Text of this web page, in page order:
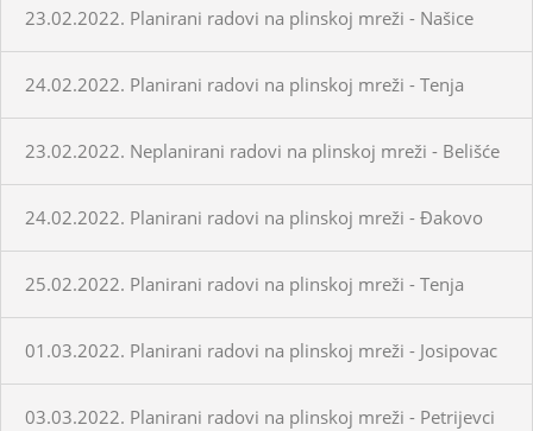
23.02.2022. Planirani radovi na plinskoj mreži - Našice
24.02.2022. Planirani radovi na plinskoj mreži - Tenja
23.02.2022. Neplanirani radovi na plinskoj mreži - Belišće
24.02.2022. Planirani radovi na plinskoj mreži - Đakovo
25.02.2022. Planirani radovi na plinskoj mreži - Tenja
01.03.2022. Planirani radovi na plinskoj mreži - Josipovac
03.03.2022. Planirani radovi na plinskoj mreži - Petrijevci